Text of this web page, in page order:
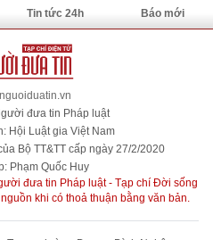
Tin tức 24h Báo mới
đưa tin Pháp luật
Hội Luật gia Việt Nam
Bộ TT&TT cấp ngày 27/2/2020
Phạm Quốc Huy
đưa tin Pháp luật - Tạp chí Đời sống
khi có thoả thuận bằng văn bản.